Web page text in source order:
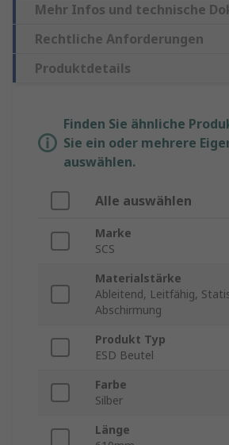
Mehr Infos und technische
Rechtliche Anforderungen
Produktdetails
Finden Sie ähnliche
Sie ein oder mehrere
auswählen.
Alle auswählen
Marke
SCS
Materialstärke
Ableitend, Leitfähig,
Abschirmung
Produkt Typ
ESD Beutel
Farbe
Silber
Länge